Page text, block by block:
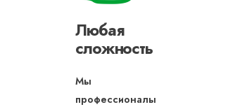
Любая
сложность
Мы
профессионалы